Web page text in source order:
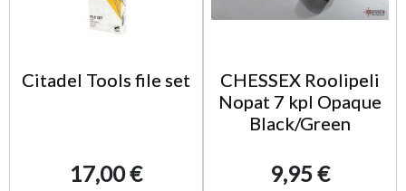
Citadel Tools file set
17,00 €
CHESSEX Roolipeli
Nopat 7 kpl Opaque
Black/Green
9,95 €